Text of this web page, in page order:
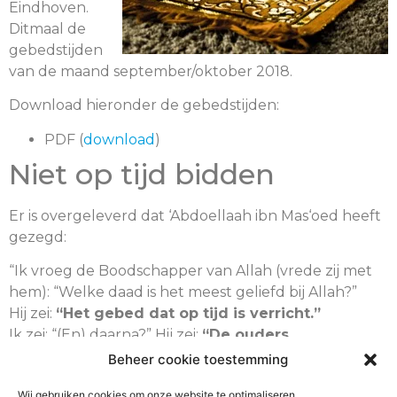
Beheer cookie toestemming
Eindhoven.
Ditmaal de
gebedstijden
van de maand september/oktober 2018.
Download hieronder de gebedstijden:
PDF (download )
Niet op tijd bidden
Er is overgeleverd dat ‘Abdoellaah ibn Mas‘oed heeft
gezegd:
“Ik vroeg de Boodschapper van Allah (vrede zij met
hem): “Welke daad is het meest geliefd bij Allah?”
Hij zei: “Het gebed dat op tijd is verricht.”
Ik zei: “(En) daarna?” Hij zei: “De ouders
eerbiedigen.”